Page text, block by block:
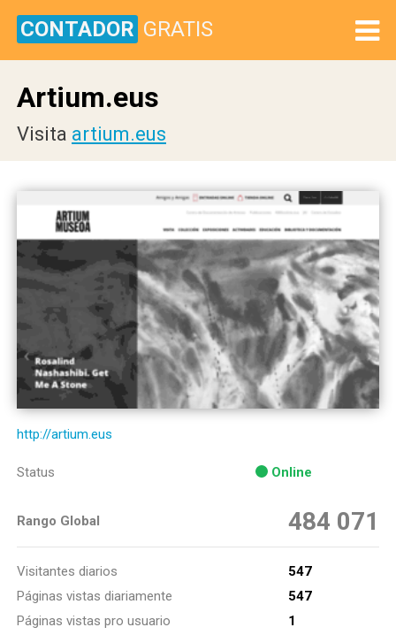
CONTADOR GRATIS
Artium.eus
Visita artium.eus
http://artium.eus
Status Online
Rango Global 484 071
Visitantes diarios
547
Páginas vistas diariamente
547
Páginas vistas pro usuario
1